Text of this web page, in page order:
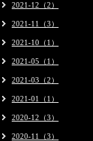
2021-12（2）
2021-11（3）
2021-10（1）
2021-05（1）
2021-03（2）
2021-01（1）
2020-12（3）
2020-11（3）